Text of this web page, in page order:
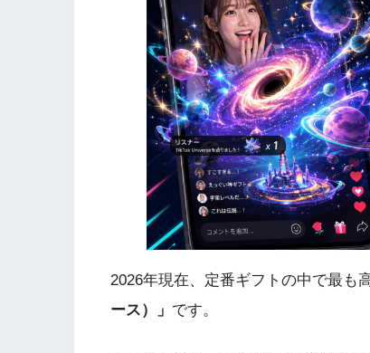
2026年現在、定番ギフトの中で最も
ース）」 です。